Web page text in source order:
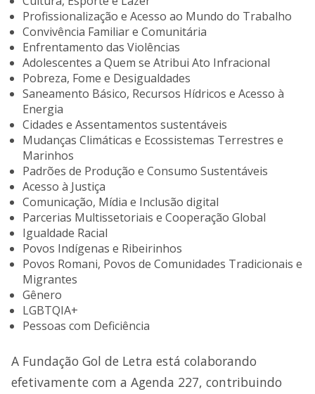
Profissionalização e Acesso ao Mundo do Trabalho
Convivência Familiar e Comunitária
Enfrentamento das Violências
Adolescentes a Quem se Atribui Ato Infracional
Pobreza, Fome e Desigualdades
Saneamento Básico, Recursos Hídricos e Acesso à
Energia
Cidades e Assentamentos sustentáveis
Mudanças Climáticas e Ecossistemas Terrestres e
Marinhos
Padrões de Produção e Consumo Sustentáveis
Acesso à Justiça
Comunicação, Mídia e Inclusão digital
Parcerias Multissetoriais e Cooperação Global
Igualdade Racial
Povos Indígenas e Ribeirinhos
Povos Romani, Povos de Comunidades Tradicionais e
Migrantes
Gênero
LGBTQIA+
Pessoas com Deficiência
A Fundação Gol de Letra está colaborando
efetivamente com a Agenda 227, contribuindo